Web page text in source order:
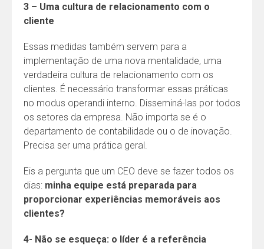
3 – Uma cultura de relacionamento com o
cliente
Essas medidas também servem para a
implementação de uma nova mentalidade, uma
verdadeira cultura de relacionamento com os
clientes. É necessário transformar essas práticas
no modus operandi interno. Disseminá-las por todos
os setores da empresa. Não importa se é o
departamento de contabilidade ou o de inovação.
Precisa ser uma prática geral.
Eis a pergunta que um CEO deve se fazer todos os
dias: minha equipe está preparada para
proporcionar experiências memoráveis aos
clientes?
4- Não se esqueça: o líder é a referência